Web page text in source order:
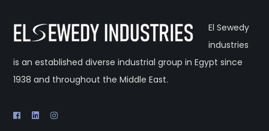
El Sewedy
industries
is an established diverse industrial group in Egypt since
1938 and throughout the Middle East.